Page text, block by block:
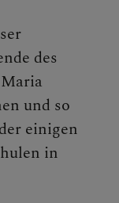
des
und so
einigen
in